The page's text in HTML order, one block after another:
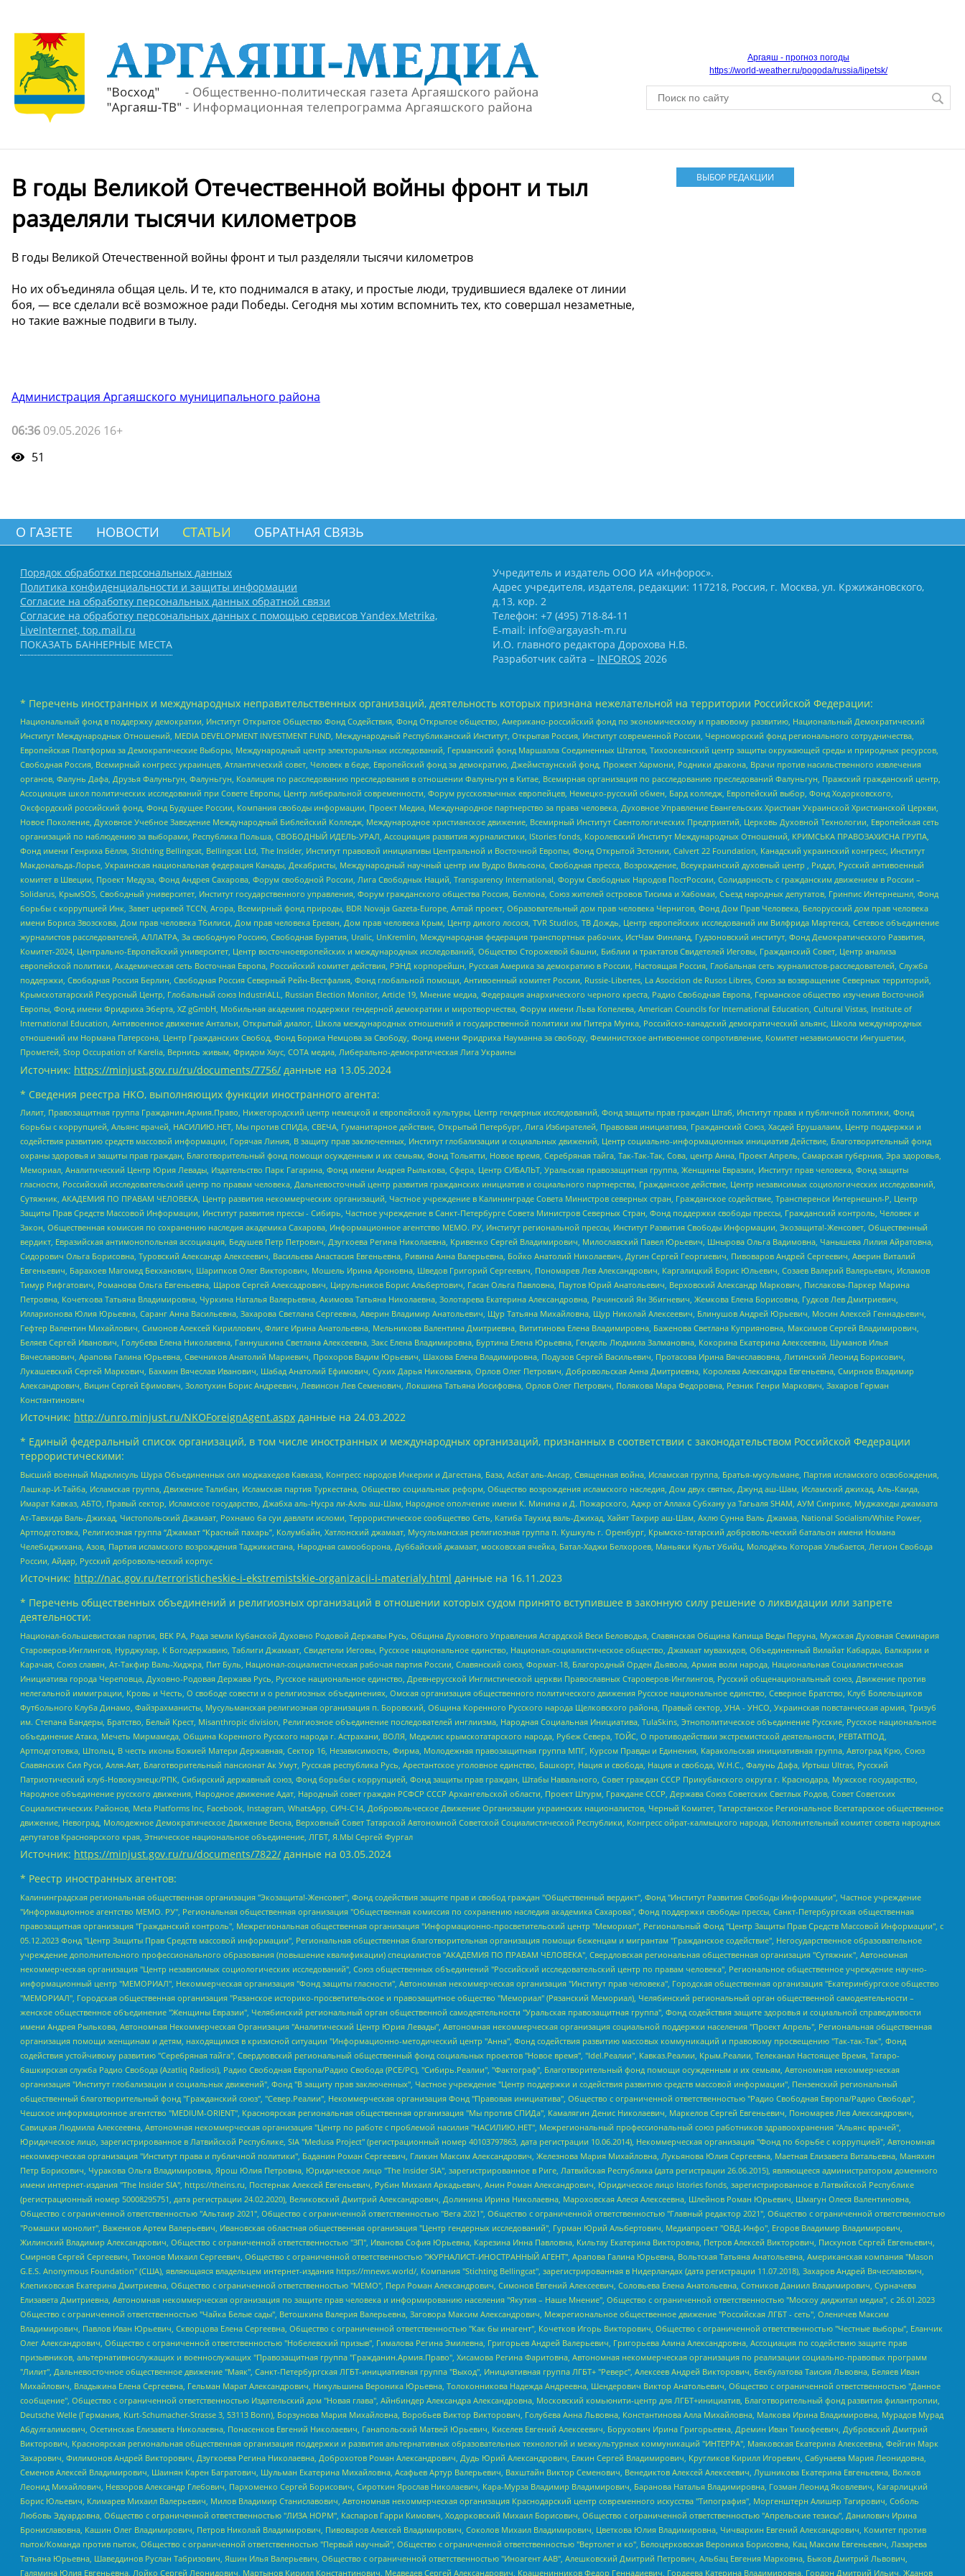
Аргаяш - прогноз погоды
https://world-weather.ru/pogoda/russia/lipetsk/
В годы Великой Отечественной войны фронт и тыл
разделяли тысячи километров
В годы Великой Отечественной войны фронт и тыл разделяли тысячи километров
Но их объединяла общая цель. И те, кто поднимался в атаку, и простые люди, трудившиеся вдалеке от линии
боя, — все сделали всё возможное ради Победы. Сегодня мы хотим вспомнить тех, кто совершал незаметные,
но такие важные подвиги в тылу.
Администрация Аргаяшского муниципального района
06:36 09.05.2026 16+
51
ВЫБОР РЕДАКЦИИ
О ГАЗЕТЕ НОВОСТИ СТАТЬИ ОБРАТНАЯ СВЯЗЬ
Порядок обработки персональных данных
Политика конфиденциальности и защиты информации
Согласие на обработку персональных данных обратной связи
Согласие на обработку персональных данных с помощью сервисов Yandex.Metrika,
LiveInternet, top.mail.ru
ПОКАЗАТЬ БАННЕРНЫЕ МЕСТА
Учредитель и издатель ООО ИА «Инфорос».
Адрес учредителя, издателя, редакции: 117218, Россия, г. Москва, ул. Кржижановского,
д.13, кор. 2
Телефон: +7 (495) 718-84-11
E-mail: info@argayash-m.ru
И.О. главного редактора Дорохова Н.В.
Разработчик сайта – INFOROS 2026
* Перечень иностранных и международных неправительственных организаций, деятельность которых признана нежелательной на территории Российской Федерации:
Национальный фонд в поддержку демократии, Институт Открытое Общество Фонд Содействия, Фонд Открытое общество, Американо-российский фонд по экономическому и правовому развитию, Национальный Демократический
Институт Международных Отношений, MEDIA DEVELOPMENT INVESTMENT FUND, Международный Республиканский Институт, Открытая Россия, Институт современной России, Черноморский фонд регионального сотрудничества,
Европейская Платформа за Демократические Выборы, Международный центр электоральных исследований, Германский фонд Маршалла Соединенных Штатов, Тихоокеанский центр защиты окружающей среды и природных ресурсов,
Свободная Россия, Всемирный конгресс украинцев, Атлантический совет, Человек в беде, Европейский фонд за демократию, Джеймстаунский фонд, Прожект Хармони, Родники дракона, Врачи против насильственного извлечения
органов, Фалунь Дафа, Друзья Фалуньгун, Фалуньгун, Коалиция по расследованию преследования в отношении Фалуньгун в Китае, Всемирная организация по расследованию преследований Фалуньгун, Пражский гражданский центр,
Ассоциация школ политических исследований при Совете Европы, Центр либеральной современности, Форум русскоязычных европейцев, Немецко-русский обмен, Бард колледж, Европейский выбор, Фонд Ходорковского,
Оксфордский российский фонд, Фонд Будущее России, Компания свободы информации, Проект Медиа, Международное партнерство за права человека, Духовное Управление Евангельских Христиан Украинской Христианской Церкви,
Новое Поколение, Духовное Учебное Заведение Международный Библейский Колледж, Международное христианское движение, Всемирный Институт Саентологических Предприятий, Церковь Духовной Технологии, Европейская сеть
организаций по наблюдению за выборами, Республика Польша, СВОБОДНЫЙ ИДЕЛЬ-УРАЛ, Ассоциация развития журналистики, IStories fonds, Королевский Институт Международных Отношений, КРИМСЬКА ПРАВОЗАХИСНА ГРУПА,
Фонд имени Генриха Бёлля, Stichting Bellingcat, Bellingcat Ltd, The Insider, Институт правовой инициативы Центральной и Восточной Европы, Фонд Открытой Эстонии, Calvert 22 Foundation, Канадский украинский конгресс, Институт
Макдональда-Лорье, Украинская национальная федерация Канады, Декабристы, Международный научный центр им Вудро Вильсона, Свободная пресса, Возрождение, Всеукраинский духовный центр , Риддл, Русский антивоенный
комитет в Швеции, Проект Медуза, Фонд Андрея Сахарова, Форум свободной России, Лига Свободных Наций, Transparеncy International, Форум Свободных Народов ПостРоссии, Солидарность с гражданским движением в России –
Solidarus, КрымSOS, Свободный университет, Институт государственного управления, Форум гражданского общества Россия, Беллона, Союз жителей островов Тисима и Хабомаи, Съезд народных депутатов, Гринпис Интернешнл, Фонд
борьбы с коррупцией Инк, Завет церквей TCCN, Агора, Всемирный фонд природы, BDR Novaja Gazeta-Europe, Алтай проект, Образовательный дом прав человека Чернигов, Фонд Дом Прав Человека, Белорусский дом прав человека
имени Бориса Звозскова, Дом прав человека Тбилиси, Дом прав человека Ереван, Дом прав человека Крым, Центр дикого лосося, TVR Studios, ТВ Дождь, Центр европейских исследований им Вилфрида Мартенса, Сетевое объединение
журналистов расследователей, АЛЛАТРА, За свободную Россию, Свободная Бурятия, Uralic, UnKremlin, Международная федерация транспортных рабочих, ИстЧам Финланд, Гудзоновский институт, Фонд Демократического Развития,
Комитет-2024, Центрально-Европейский университет, Центр восточноевропейских и международных исследований, Общество Сторожевой башни, Библии и трактатов Свидетелей Иеговы, Гражданский Совет, Центр анализа
европейской политики, Академическая сеть Восточная Европа, Российский комитет действия, РЭНД корпорейшн, Русская Америка за демократию в России, Настоящая Россия, Глобальная сеть журналистов-расследователей, Служба
поддержки, Свободная Россия Берлин, Свободная Россия Северный Рейн-Вестфалия, Фонд глобальной помощи, Антивоенный комитет России, Russie-Libertes, La Asocicion de Rusos Libres, Союз за возвращение Северных территорий,
Крымскотатарский Ресурсный Центр, Глобальный союз IndustriALL, Russian Election Monitor, Article 19, Мнение медиа, Федерация анархического черного креста, Радио Свободная Европа, Германское общество изучения Восточной
Европы, Фонд имени Фридриха Эберта, XZ gGmbH, Мобильная академия поддержки гендерной демократии и миротворчества, Форум имени Льва Копелева, American Councils for International Education, Cultural Vistas, Institute of
International Education, Антивоенное движение Антальи, Открытый диалог, Школа международных отношений и государственной политики им Питера Мунка, Российско-канадский демократический альянс, Школа международных
отношений им Нормана Патерсона, Центр Гражданских Свобод, Фонд Бориса Немцова за Свободу, Фонд имени Фридриха Науманна за свободу, Феминистское антивоенное сопротивление, Комитет независимости Ингушетии,
Прометей, Stop Occupation of Karelia, Вернись живым, Фридом Хаус, СОТА медиа, Либерально-демократическая Лига Украины
Источник: https://minjust.gov.ru/ru/documents/7756/ данные на 13.05.2024
* Сведения реестра НКО, выполняющих функции иностранного агента:
Лилит, Правозащитная группа Гражданин.Армия.Право, Нижегородский центр немецкой и европейской культуры, Центр гендерных исследований, Фонд защиты прав граждан Штаб, Институт права и публичной политики, Фонд
борьбы с коррупцией, Альянс врачей, НАСИЛИЮ.НЕТ, Мы против СПИДа, СВЕЧА, Гуманитарное действие, Открытый Петербург, Лига Избирателей, Правовая инициатива, Гражданский Союз, Хасдей Ерушалаим, Центр поддержки и
содействия развитию средств массовой информации, Горячая Линия, В защиту прав заключенных, Институт глобализации и социальных движений, Центр социально-информационных инициатив Действие, Благотворительный фонд
охраны здоровья и защиты прав граждан, Благотворительный фонд помощи осужденным и их семьям, Фонд Тольятти, Новое время, Серебряная тайга, Так-Так-Так, Сова, центр Анна, Проект Апрель, Самарская губерния, Эра здоровья,
Мемориал, Аналитический Центр Юрия Левады, Издательство Парк Гагарина, Фонд имени Андрея Рылькова, Сфера, Центр СИБАЛЬТ, Уральская правозащитная группа, Женщины Евразии, Институт прав человека, Фонд защиты
гласности, Российский исследовательский центр по правам человека, Дальневосточный центр развития гражданских инициатив и социального партнерства, Гражданское действие, Центр независимых социологических исследований,
Сутяжник, АКАДЕМИЯ ПО ПРАВАМ ЧЕЛОВЕКА, Центр развития некоммерческих организаций, Частное учреждение в Калининграде Совета Министров северных стран, Гражданское содействие, Трансперенси Интернешнл-Р, Центр
Защиты Прав Средств Массовой Информации, Институт развития прессы - Сибирь, Частное учреждение в Санкт-Петербурге Совета Министров Северных Стран, Фонд поддержки свободы прессы, Гражданский контроль, Человек и
Закон, Общественная комиссия по сохранению наследия академика Сахарова, Информационное агентство МЕМО. РУ, Институт региональной прессы, Институт Развития Свободы Информации, Экозащита!-Женсовет, Общественный
вердикт, Евразийская антимонопольная ассоциация, Бедушев Петр Петрович, Дзугкоева Регина Николаевна, Кривенко Сергей Владимирович, Милославский Павел Юрьевич, Шнырова Ольга Вадимовна, Чанышева Лилия Айратовна,
Сидорович Ольга Борисовна, Туровский Александр Алексеевич, Васильева Анастасия Евгеньевна, Ривина Анна Валерьевна, Бойко Анатолий Николаевич, Дугин Сергей Георгиевич, Пивоваров Андрей Сергеевич, Аверин Виталий
Евгеньевич, Барахоев Магомед Бекханович, Шарипков Олег Викторович, Мошель Ирина Ароновна, Шведов Григорий Сергеевич, Пономарев Лев Александрович, Каргалицкий Борис Юльевич, Созаев Валерий Валерьевич, Исламов
Тимур Рифгатович, Романова Ольга Евгеньевна, Щаров Сергей Алексадрович, Цирульников Борис Альбертович, Гасан Ольга Павловна, Паутов Юрий Анатольевич, Верховский Александр Маркович, Пислакова-Паркер Марина
Петровна, Кочеткова Татьяна Владимировна, Чуркина Наталья Валерьевна, Акимова Татьяна Николаевна, Золотарева Екатерина Александровна, Рачинский Ян Збигневич, Жемкова Елена Борисовна, Гудков Лев Дмитриевич,
Илларионова Юлия Юрьевна, Саранг Анна Васильевна, Захарова Светлана Сергеевна, Аверин Владимир Анатольевич, Щур Татьяна Михайловна, Щур Николай Алексеевич, Блинушов Андрей Юрьевич, Мосин Алексей Геннадьевич,
Гефтер Валентин Михайлович, Симонов Алексей Кириллович, Флиге Ирина Анатольевна, Мельникова Валентина Дмитриевна, Вититинова Елена Владимировна, Баженова Светлана Куприяновна, Максимов Сергей Владимирович,
Беляев Сергей Иванович, Голубева Елена Николаевна, Ганнушкина Светлана Алексеевна, Закс Елена Владимировна, Буртина Елена Юрьевна, Гендель Людмила Залмановна, Кокорина Екатерина Алексеевна, Шуманов Илья
Вячеславович, Арапова Галина Юрьевна, Свечников Анатолий Мариевич, Прохоров Вадим Юрьевич, Шахова Елена Владимировна, Подузов Сергей Васильевич, Протасова Ирина Вячеславовна, Литинский Леонид Борисович,
Лукашевский Сергей Маркович, Бахмин Вячеслав Иванович, Шабад Анатолий Ефимович, Сухих Дарья Николаевна, Орлов Олег Петрович, Добровольская Анна Дмитриевна, Королева Александра Евгеньевна, Смирнов Владимир
Александрович, Вицин Сергей Ефимович, Золотухин Борис Андреевич, Левинсон Лев Семенович, Локшина Татьяна Иосифовна, Орлов Олег Петрович, Полякова Мара Федоровна, Резник Генри Маркович, Захаров Герман
Константинович
Источник: http://unro.minjust.ru/NKOForeignAgent.aspx данные на 24.03.2022
* Единый федеральный список организаций, в том числе иностранных и международных организаций, признанных в соответствии с законодательством Российской Федерации
террористическими:
Высший военный Маджлисуль Шура Объединенных сил моджахедов Кавказа, Конгресс народов Ичкерии и Дагестана, База, Асбат аль-Ансар, Священная война, Исламская группа, Братья-мусульмане, Партия исламского освобождения,
Лашкар-И-Тайба, Исламская группа, Движение Талибан, Исламская партия Туркестана, Общество социальных реформ, Общество возрождения исламского наследия, Дом двух святых, Джунд аш-Шам, Исламский джихад, Аль-Каида,
Имарат Кавказ, АБТО, Правый сектор, Исламское государство, Джабха аль-Нусра ли-Ахль аш-Шам, Народное ополчение имени К. Минина и Д. Пожарского, Аджр от Аллаха Субхану уа Тагьаля SHAM, АУМ Синрике, Муджахеды джамаата
Ат-Тавхида Валь-Джихад, Чистопольский Джамаат, Рохнамо ба суи давлати исломи, Террористическое сообщество Сеть, Катиба Таухид валь-Джихад, Хайят Тахрир аш-Шам, Ахлю Сунна Валь Джамаа, National Socialism/White Power,
Артподготовка, Религиозная группа “Джамаат “Красный пахарь”, Колумбайн, Хатлонский джамаат, Мусульманская религиозная группа п. Кушкуль г. Оренбург, Крымско-татарский добровольческий батальон имени Номана
Челебиджихана, Азов, Партия исламского возрождения Таджикистана, Народная самооборона, Дуббайский джамаат, московская ячейка, Батал-Хаджи Белхороев, Маньяки Культ Убийц, Молодёжь Которая Улыбается, Легион Свобода
России, Айдар, Русский добровольческий корпус
Источник: http://nac.gov.ru/terroristicheskie-i-ekstremistskie-organizacii-i-materialy.html данные на 16.11.2023
* Перечень общественных объединений и религиозных организаций в отношении которых судом принято вступившее в законную силу решение о ликвидации или запрете
деятельности:
Национал-большевистская партия, ВЕК РА, Рада земли Кубанской Духовно Родовой Державы Русь, Община Духовного Управления Асгардской Веси Беловодья, Славянская Община Капища Веды Перуна, Мужская Духовная Семинария
Староверов-Инглингов, Нурджулар, К Богодержавию, Таблиги Джамаат, Свидетели Иеговы, Русское национальное единство, Национал-социалистическое общество, Джамаат мувахидов, Объединенный Вилайат Кабарды, Балкарии и
Карачая, Союз славян, Ат-Такфир Валь-Хиджра, Пит Буль, Национал-социалистическая рабочая партия России, Славянский союз, Формат-18, Благородный Орден Дьявола, Армия воли народа, Национальная Социалистическая
Инициатива города Череповца, Духовно-Родовая Держава Русь, Русское национальное единство, Древнерусской Инглистической церкви Православных Староверов-Инглингов, Русский общенациональный союз, Движение против
нелегальной иммиграции, Кровь и Честь, О свободе совести и о религиозных объединениях, Омская организация общественного политического движения Русское национальное единство, Северное Братство, Клуб Болельщиков
Футбольного Клуба Динамо, Файзрахманисты, Мусульманская религиозная организация п. Боровский, Община Коренного Русского народа Щелковского района, Правый сектор, УНА - УНСО, Украинская повстанческая армия, Тризуб
им. Степана Бандеры, Братство, Белый Крест, Misanthropic division, Религиозное объединение последователей инглиизма, Народная Социальная Инициатива, TulaSkins, Этнополитическое объединение Русские, Русское национальное
объединение Атака, Мечеть Мирмамеда, Община Коренного Русского народа г. Астрахани, ВОЛЯ, Меджлис крымскотатарского народа, Рубеж Севера, ТОЙС, О противодействии экстремистской деятельности, РЕВТАТПОД,
Артподготовка, Штольц, В честь иконы Божией Матери Державная, Сектор 16, Независимость, Фирма, Молодежная правозащитная группа МПГ, Курсом Правды и Единения, Каракольская инициативная группа, Автоград Крю, Союз
Славянских Сил Руси, Алля-Аят, Благотворительный пансионат Ак Умут, Русская республика Русь, Арестантское уголовное единство, Башкорт, Нация и свобода, Нация и свобода, W.H.С., Фалунь Дафа, Иртыш Ultras, Русский
Патриотический клуб-Новокузнецк/РПК, Сибирский державный союз, Фонд борьбы с коррупцией, Фонд защиты прав граждан, Штабы Навального, Совет граждан СССР Прикубанского округа г. Краснодара, Мужское государство,
Народное объединение русского движения, Народное движение Адат, Народный совет граждан РСФСР СССР Архангельской области, Проект Штурм, Граждане СССР, Держава Союз Советских Светлых Родов, Совет Советских
Социалистических Районов, Meta Platforms Inc, Facebook, Instagram, WhatsApp, СИЧ-С14, Добровольческое Движение Организации украинских националистов, Черный Комитет, Татарстанское Региональное Всетатарское общественное
движение, Невоград, Молодежное Демократическое Движение Весна, Верховный Совет Татарской Автономной Советской Социалистической Республики, Конгресс ойрат-калмыцкого народа, Исполнительный комитет совета народных
депутатов Красноярского края, Этническое национальное объединение, ЛГБТ, Я.МЫ Сергей Фургал
Источник: https://minjust.gov.ru/ru/documents/7822/ данные на 03.05.2024
* Реестр иностранных агентов:
Калининградская региональная общественная организация "Экозащита!-Женсовет", Фонд содействия защите прав и свобод граждан "Общественный вердикт", Фонд "Институт Развития Свободы Информации", Частное учреждение "Информационное агентство МЕМО. РУ", Региональная общественная организация "Общественная комиссия по сохранению наследия академика Сахарова", Фонд поддержки свободы прессы, Санкт-Петербургская общественная правозащитная организация "Гражданский контроль", Межрегиональная общественная организация "Информационно-просветительский центр "Мемориал", Региональный Фонд "Центр Защиты Прав Средств Массовой Информации", с 05.12.2023 Фонд "Центр Защиты Прав Средств массовой информации", Региональная общественная благотворительная организация помощи беженцам и мигрантам "Гражданское содействие", Негосударственное образовательное учреждение дополнительного профессионального образования (повышение квалификации) специалистов "АКАДЕМИЯ ПО ПРАВАМ ЧЕЛОВЕКА", Свердловская региональная общественная организация "Сутяжник", Автономная некоммерческая организация "Центр независимых социологических исследований", Союз общественных объединений "Российский исследовательский центр по правам человека", Региональное общественное учреждение научно-информационный центр "МЕМОРИАЛ", Некоммерческая организация "Фонд защиты гласности", Автономная некоммерческая организация "Институт прав человека", Городская общественная организация "Екатеринбургское общество "МЕМОРИАЛ", Городская общественная организация "Рязанское историко-просветительское и правозащитное общество "Мемориал" (Рязанский Мемориал), Челябинский региональный орган общественной самодеятельности – женское общественное объединение "Женщины Евразии", Челябинский региональный орган общественной самодеятельности "Уральская правозащитная группа", Фонд содействия защите здоровья и социальной справедливости имени Андрея Рылькова, Автономная Некоммерческая Организация "Аналитический Центр Юрия Левады", Автономная некоммерческая организация социальной поддержки населения "Проект Апрель", Региональная общественная организация помощи женщинам и детям, находящимся в кризисной ситуации "Информационно-методический центр "Анна", Фонд содействия развитию массовых коммуникаций и правовому просвещению "Так-так-Так", Фонд содействия устойчивому развитию "Серебряная тайга", Свердловский региональный общественный фонд социальных проектов "Новое время", "Idel.Реалии", Кавказ.Реалии, Крым.Реалии, Телеканал Настоящее Время, Татаро-башкирская служба Радио Свобода (Azatliq Radiosi), Радио Свободная Европа/Радио Свобода (PCE/PC), "Сибирь.Реалии", "Фактограф", Благотворительный фонд помощи осужденным и их семьям, Автономная некоммерческая организация "Институт глобализации и социальных движений", Фонд "В защиту прав заключенных", Частное учреждение "Центр поддержки и содействия развитию средств массовой информации", Пензенский региональный общественный благотворительный фонд "Гражданский союз", "Север.Реалии", Некоммерческая организация Фонд "Правовая инициатива", Общество с ограниченной ответственностью "Радио Свободная Европа/Радио Свобода", Чешское информационное агентство "MEDIUM-ORIENT", Красноярская региональная общественная организация "Мы против СПИДа", Камалягин Денис Николаевич, Маркелов Сергей Евгеньевич, Пономарев Лев Александрович, Савицкая Людмила Алексеевна, Автономная некоммерческая организация "Центр по работе с проблемой насилия "НАСИЛИЮ.НЕТ", Межрегиональный профессиональный союз работников здравоохранения "Альянс врачей", Юридическое лицо, зарегистрированное в Латвийской Республике, SIA "Medusa Project" (регистрационный номер 40103797863, дата регистрации 10.06.2014), Некоммерческая организация "Фонд по борьбе с коррупцией", Автономная некоммерческая организация "Институт права и публичной политики", Баданин Роман Сергеевич, Гликин Максим Александрович, Железнова Мария Михайловна, Лукьянова Юлия Сергеевна, Маетная Елизавета Витальевна, Маняхин Петр Борисович, Чуракова Ольга Владимировна, Ярош Юлия Петровна, Юридическое лицо "The Insider SIA", зарегистрированное в Риге, Латвийская Республика (дата регистрации 26.06.2015), являющееся администратором доменного имени интернет-издания "The Insider SIA", https://theins.ru, Постернак Алексей Евгеньевич, Рубин Михаил Аркадьевич, Анин Роман Александрович, Юридическое лицо Istories fonds, зарегистрированное в Латвийской Республике (регистрационный номер 50008295751, дата регистрации 24.02.2020), Великовский Дмитрий Александрович, Долинина Ирина Николаевна, Мароховская Алеся Алексеевна, Шлейнов Роман Юрьевич, Шмагун Олеся Валентиновна, Общество с ограниченной ответственностью "Альтаир 2021", Общество с ограниченной ответственностью "Вега 2021", Общество с ограниченной ответственностью "Главный редактор 2021", Общество с ограниченной ответственностью "Ромашки монолит", Важенков Артем Валерьевич, Ивановская областная общественная организация "Центр гендерных исследований", Гурман Юрий Альбертович, Медиапроект "ОВД-Инфо", Егоров Владимир Владимирович, Жилинский Владимир Александрович, Общество с ограниченной ответственностью "ЗП", Иванова София Юрьевна, Карезина Инна Павловна, Кильтау Екатерина Викторовна, Петров Алексей Викторович, Пискунов Сергей Евгеньевич, Смирнов Сергей Сергеевич, Тихонов Михаил Сергеевич, Общество с ограниченной ответственностью "ЖУРНАЛИСТ-ИНОСТРАННЫЙ АГЕНТ", Арапова Галина Юрьевна, Вольтская Татьяна Анатольевна, Американская компания "Mason G.E.S. Anonymous Foundation" (США), являющаяся владельцем интернет-издания https://mnews.world/, Компания "Stichting Bellingcat", зарегистрированная в Нидерландах (дата регистрации 11.07.2018), Захаров Андрей Вячеславович, Клепиковская Екатерина Дмитриевна, Общество с ограниченной ответственностью "МЕМО", Перл Роман Александрович, Симонов Евгений Алексеевич, Соловьева Елена Анатольевна, Сотников Даниил Владимирович, Сурначева Елизавета Дмитриевна, Автономная некоммерческая организация по защите прав человека и информированию населения "Якутия – Наше Мнение", Общество с ограниченной ответственностью "Москоу диджитал медиа", с 26.01.2023 Общество с ограниченной ответственностью "Чайка Белые сады", Ветошкина Валерия Валерьевна, Заговора Максим Александрович, Межрегиональное общественное движение "Российская ЛГБТ - сеть", Оленичев Максим Владимирович, Павлов Иван Юрьевич, Скворцова Елена Сергеевна, Общество с ограниченной ответственностью "Как бы инагент", Кочетков Игорь Викторович, Общество с ограниченной ответственностью "Честные выборы", Еланчик Олег Александрович, Общество с ограниченной ответственностью "Нобелевский призыв", Гималова Регина Эмилевна, Григорьев Андрей Валерьевич, Григорьева Алина Александровна, Ассоциация по содействию защите прав призывников, альтернативнослужащих и военнослужащих "Правозащитная группа "Гражданин.Армия.Право", Хисамова Регина Фаритовна, Автономная некоммерческая организация по реализации социально-правовых программ "Лилит", Дальневосточное общественное движение "Маяк", Санкт-Петербургская ЛГБТ-инициативная группа "Выход", Инициативная группа ЛГБТ+ "Реверс", Алексеев Андрей Викторович, Бекбулатова Таисия Львовна, Беляев Иван Михайлович, Владыкина Елена Сергеевна, Гельман Марат Александрович, Никульшина Вероника Юрьевна, Толоконникова Надежда Андреевна, Шендерович Виктор Анатольевич, Общество с ограниченной ответственностью "Данное сообщение", Общество с ограниченной ответственностью Издательский дом "Новая глава", Айнбиндер Александра Александровна, Московский комьюнити-центр для ЛГБТ+инициатив, Благотворительный фонд развития филантропии, Deutsche Welle (Германия, Kurt-Schumacher-Strasse 3, 53113 Bonn), Борзунова Мария Михайловна, Воробьев Виктор Викторович, Голубева Анна Львовна, Константинова Алла Михайловна, Малкова Ирина Владимировна, Мурадов Мурад Абдулгалимович, Осетинская Елизавета Николаевна, Понасенков Евгений Николаевич, Ганапольский Матвей Юрьевич, Киселев Евгений Алексеевич, Борухович Ирина Григорьевна, Дремин Иван Тимофеевич, Дубровский Дмитрий Викторович, Красноярская региональная общественная организация поддержки и развития альтернативных образовательных технологий и межкультурных коммуникаций "ИНТЕРРА", Маяковская Екатерина Алексеевна, Фейгин Марк Захарович, Филимонов Андрей Викторович, Дзугкоева Регина Николаевна, Доброхотов Роман Александрович, Дудь Юрий Александрович, Елкин Сергей Владимирович, Кругликов Кирилл Игоревич, Сабунаева Мария Леонидовна, Семенов Алексей Владимирович, Шаинян Карен Багратович, Шульман Екатерина Михайловна, Асафьев Артур Валерьевич, Вахштайн Виктор Семенович, Венедиктов Алексей Алексеевич, Лушникова Екатерина Евгеньевна, Волков Леонид Михайлович, Невзоров Александр Глебович, Пархоменко Сергей Борисович, Сироткин Ярослав Николаевич, Кара-Мурза Владимир Владимирович, Баранова Наталья Владимировна, Гозман Леонид Яковлевич, Кагарлицкий Борис Юльевич, Климарев Михаил Валерьевич, Милов Владимир Станиславович, Автономная некоммерческая организация Краснодарский центр современного искусства "Типография", Моргенштерн Алишер Тагирович, Соболь Любовь Эдуардовна, Общество с ограниченной ответственностью "ЛИЗА НОРМ", Каспаров Гарри Кимович, Ходорковский Михаил Борисович, Общество с ограниченной ответственностью "Апрельские тезисы", Данилович Ирина Брониславовна, Кашин Олег Владимирович, Петров Николай Владимирович, Пивоваров Алексей Владимирович, Соколов Михаил Владимирович, Цветкова Юлия Владимировна, Чичваркин Евгений Александрович, Комитет против пыток/Команда против пыток, Общество с ограниченной ответственностью "Первый научный", Общество с ограниченной ответственностью "Вертолет и ко", Белоцерковская Вероника Борисовна, Кац Максим Евгеньевич, Лазарева Татьяна Юрьевна, Шаведдинов Руслан Табризович, Яшин Илья Валерьевич, Общество с ограниченной ответственностью "Иноагент ААВ", Алешковский Дмитрий Петрович, Альбац Евгения Марковна, Быков Дмитрий Львович, Галямина Юлия Евгеньевна, Лойко Сергей Леонидович, Мартынов Кирилл Константинович, Медведев Сергей Александрович, Крашенинников Федор Геннадиевич, Гордеева Катерина Вл